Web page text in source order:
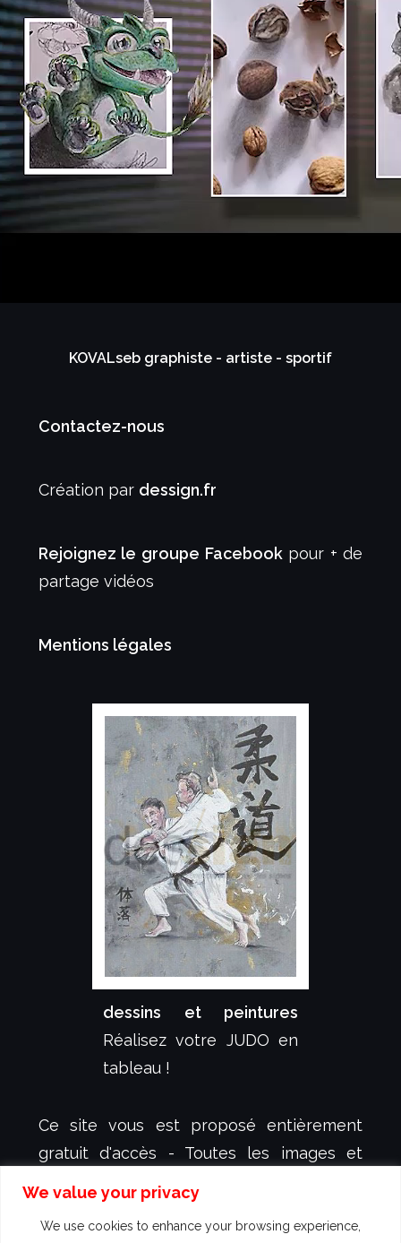
We value your privacy
We use cookies to enhance your browsing experience,
KOVALseb graphiste - artiste - sportif
Contactez-nous
Création par dessign.fr
Rejoignez le groupe Facebook pour + de
partage vidéos
Mentions légales
dessins et peintures
Réalisez votre JUDO en
tableau !
Ce site vous est proposé entièrement
gratuit d'accès - Toutes les images et
créateur et illustrateur Sébastien KOVAL -